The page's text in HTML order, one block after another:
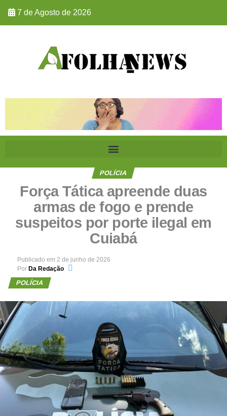
7 de Agosto de 2026
POLÍCIA
Força Tática apreende duas
armas de fogo e prende
suspeitos por porte ilegal em
Cuiabá
Publicado em 2 de junho de 2026
Por Da Redação
POLÍCIA